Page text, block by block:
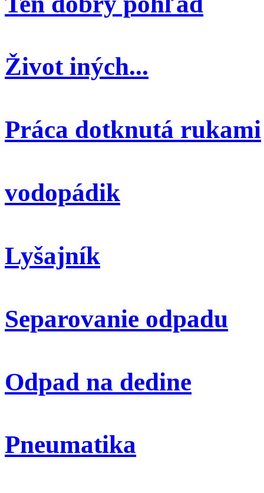
Život iných...
Práca dotknutá rukami
vodopádik
Lyšajník
Separovanie odpadu
Odpad na dedine
Pneumatika